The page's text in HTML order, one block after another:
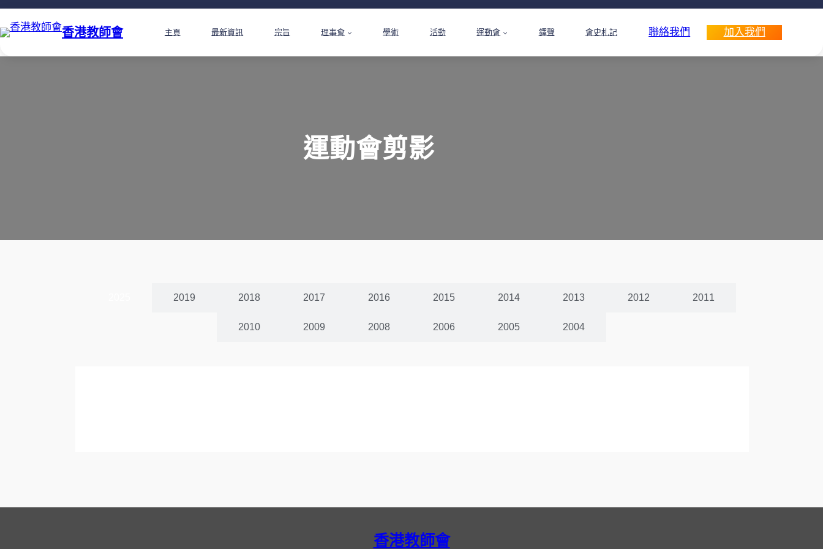
香港教師會 主頁 最新資訊 宗旨 理事會 學術 活動 運動會 鐸聲 會史札記 聯絡我們 加入我們
運動會剪影
2019 2018 2017 2016 2015 2014 2013 2012 2011
2010 2009 2008 2006 2005 2004
香港教師會